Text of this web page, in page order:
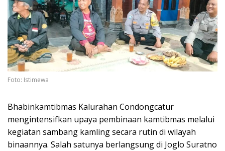
Foto: Istimewa
Bhabinkamtibmas Kalurahan Condongcatur
mengintensifkan upaya pembinaan kamtibmas melalui
kegiatan sambang kamling secara rutin di wilayah
binaannya. Salah satunya berlangsung di Joglo Suratno